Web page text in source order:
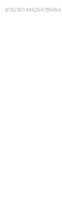
9182361444254785454: